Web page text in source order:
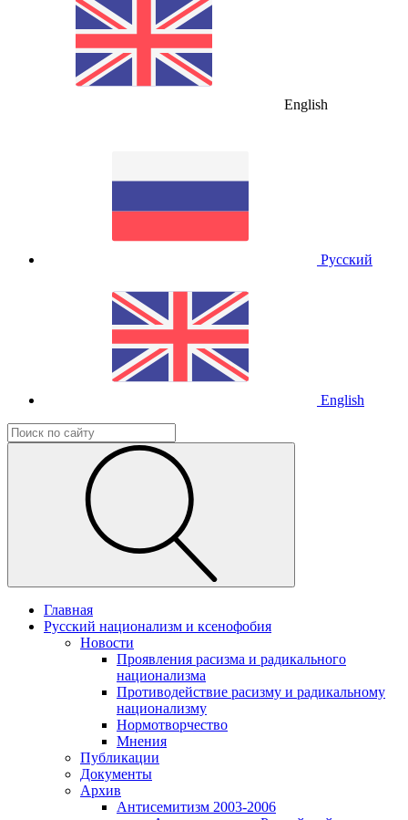
English
Русский
English
Главная
Русский национализм и ксенофобия
Новости
Проявления расизма и радикального
национализма
Противодействие расизму и радикальному
национализму
Нормотворчество
Мнения
Публикации
Документы
Архив
Антисемитизм 2003-2006